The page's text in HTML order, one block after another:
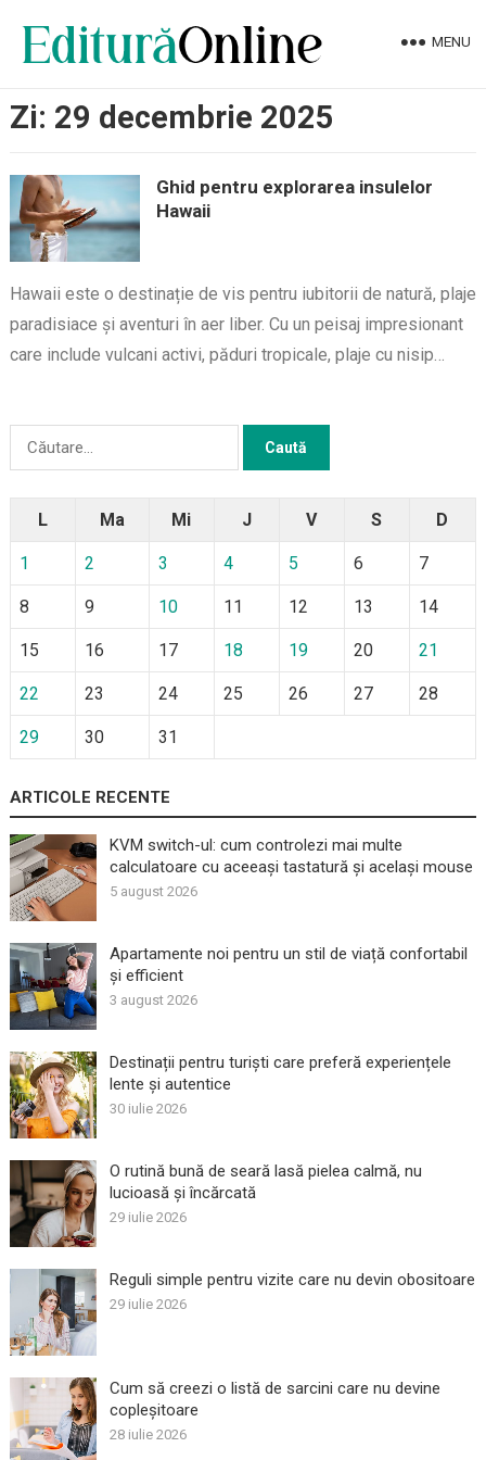
MENU
Zi: 29 decembrie 2025
Ghid pentru explorarea insulelor
Hawaii
Hawaii este o destinație de vis pentru iubitorii de natură, plaje
paradisiace și aventuri în aer liber. Cu un peisaj impresionant
care include vulcani activi, păduri tropicale, plaje cu nisip…
Caută
L Ma Mi J V S D
1 2 3 4 5 6 7
8 9 10 11 12 13 14
15 16 17 18 19 20 21
22 23 24 25 26 27 28
29 30 31
ARTICOLE RECENTE
KVM switch-ul: cum controlezi mai multe
calculatoare cu aceeași tastatură și același mouse
5 august 2026
Apartamente noi pentru un stil de viață confortabil
și efficient
3 august 2026
Destinații pentru turiști care preferă experiențele
lente și autentice
30 iulie 2026
O rutină bună de seară lasă pielea calmă, nu
lucioasă și încărcată
29 iulie 2026
Reguli simple pentru vizite care nu devin obositoare
29 iulie 2026
Cum să creezi o listă de sarcini care nu devine
copleșitoare
28 iulie 2026